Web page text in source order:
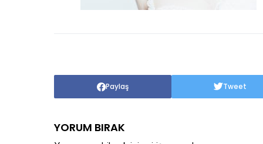
Paylaş Tweet
YORUM BIRAK